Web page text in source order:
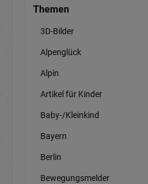
Themen
3D-Bilder
Alpenglück
Alpin
Artikel für Kinder
Baby-/Kleinkind
Bayern
Berlin
Bewegungsmelder